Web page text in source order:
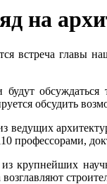
на
встреча главы
обсудить
профессорами,
крупнейших